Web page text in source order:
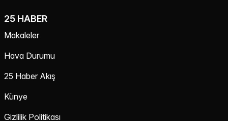
25 HABER
Makaleler
Hava Durumu
25 Haber Akış
Künye
Gizlilik Politikası